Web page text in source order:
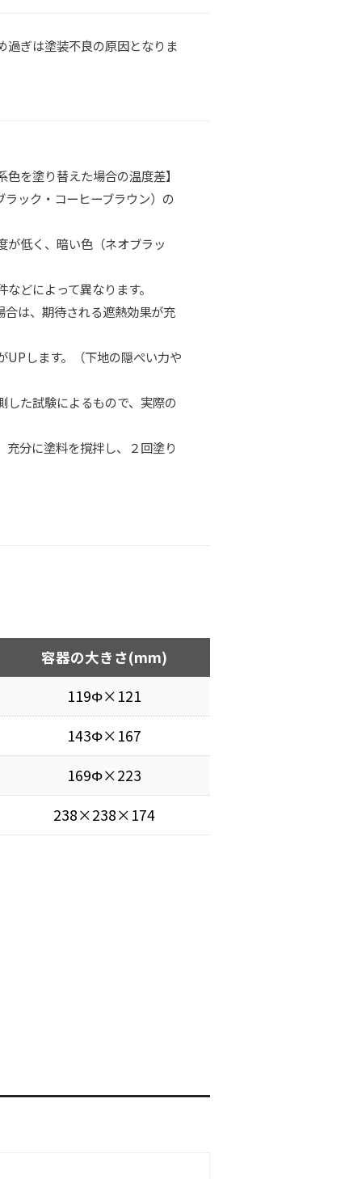
ぎは塗装不良の原因となりま
を塗り替えた場合の温度差】
ック・コーヒーブラウン）の
が低く、暗い色（ネオブラッ
どによって異なります。
は、期待される遮熱効果が充
します。（下地の隠ぺい力や
た試験によるもので、実際の
分に塗料を撹拌し、２回塗り
容器の大きさ(mm)
119Φ×121
143Φ×167
169Φ×223
238×238×174